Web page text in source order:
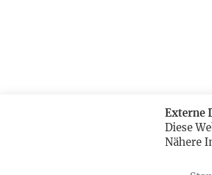
Externe
Diese
Nähere